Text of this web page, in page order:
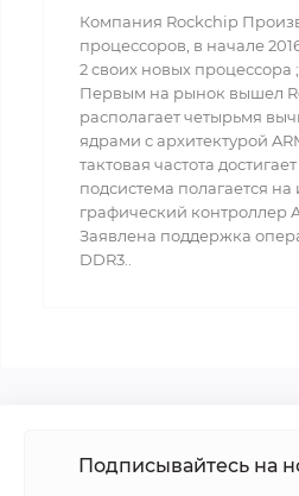
Компания Rockchip
процессоров, в начале
2 своих новых процессора ;
Первым на рынок вышел
располагает четырьмя
ядрами с архитектурой
тактовая частота
подсистема полагается
графический контроллер
Заявлена поддержка
DDR3..
Подписывайтесь на